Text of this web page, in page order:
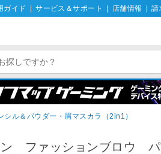
ガイド サービス＆サポート 店舗情報 請
シル＆パウダー・眉マスカラ（2in1）
ン ファッションブロウ パ